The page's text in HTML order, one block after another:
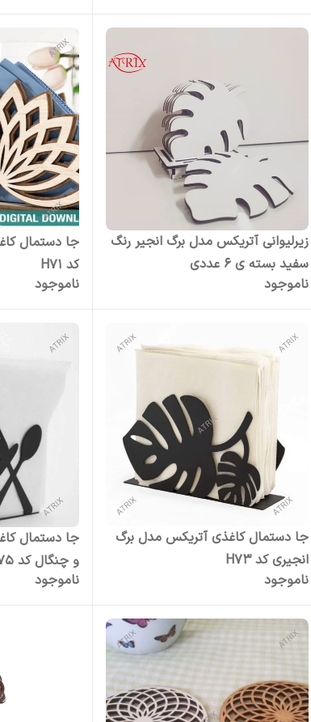
زیرلیوانی آتریکس مدل برگ انجیر رنگ
سفید بسته ی 6 عددی
ناموجود
جا دستمال
کد H71
ناموجود
جا دستمال کاغذی آتریکس مدل برگ
انجیری کد H73
ناموجود
جا دستمال
و چنگال کد H75
ناموجود